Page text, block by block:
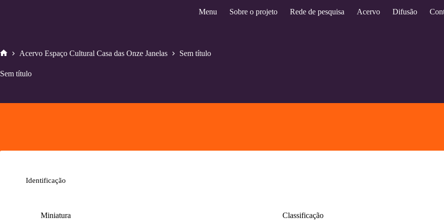
Menu Sobre o projeto Rede de pesquisa Acervo Difusão
Acervo Espaço Cultural Casa das Onze Janelas Sem título
Sem título
Identificação
Miniatura Classificação